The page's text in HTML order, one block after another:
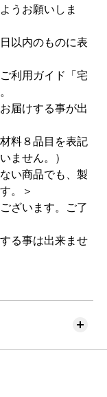
うお願いしま
以内のものに表
利用ガイド「宅
届けする事が出
料８品目を表記
ません。）
い商品でも、製
。＞
ざいます。ご了
る事は出来ませ